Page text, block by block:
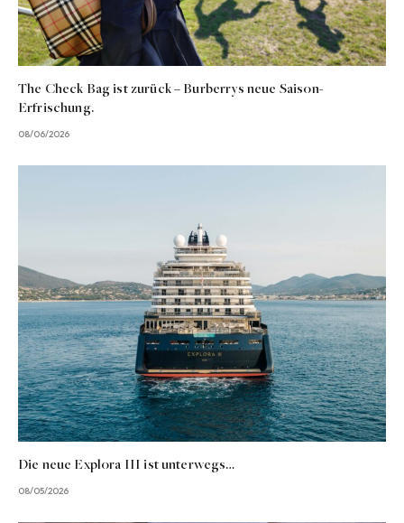
The Check Bag ist zurück – Burberrys neue Saison-
Erfrischung.
08/06/2026
Die neue Explora III ist unterwegs…
08/05/2026